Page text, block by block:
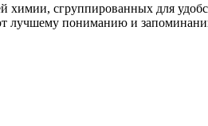
химии, сгруппированных для
лучшему пониманию и